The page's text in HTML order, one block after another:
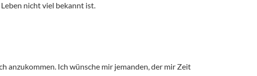
nicht viel bekannt ist.
anzukommen. Ich wünsche mir jemanden, der mir Zeit